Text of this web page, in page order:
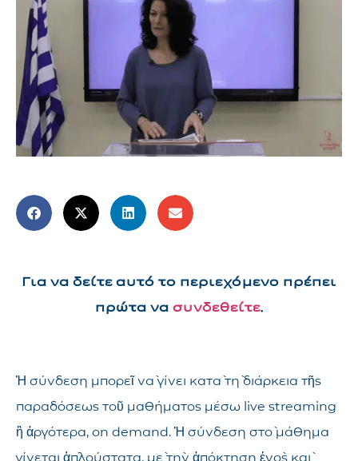
Για να δείτε αυτό το περιεχόμενο πρέπει
πρώτα να συνδεθείτε.
Ἡ σύνδεση μπορεῖ νὰ γίνει κατὰ τὴ διάρκεια τῆς
παραδόσεως τοῦ μαθήματος μέσω live streaming
ἢ ἀργότερα, on demand. Ἡ σύνδεση στὸ μάθημα
γίνεται ἁπλούστατα, μὲ τὴν ἀπόκτηση ἑνὸς καὶ